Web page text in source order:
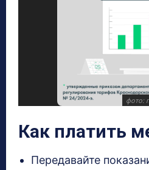
фото:
Как платить
Передавайте